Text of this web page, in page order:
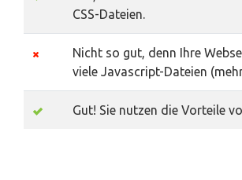
CSS-Dateien.
Nicht so gut, denn Ihre
viele Javascript-Dateien
Gut! Sie nutzen die Vorteile